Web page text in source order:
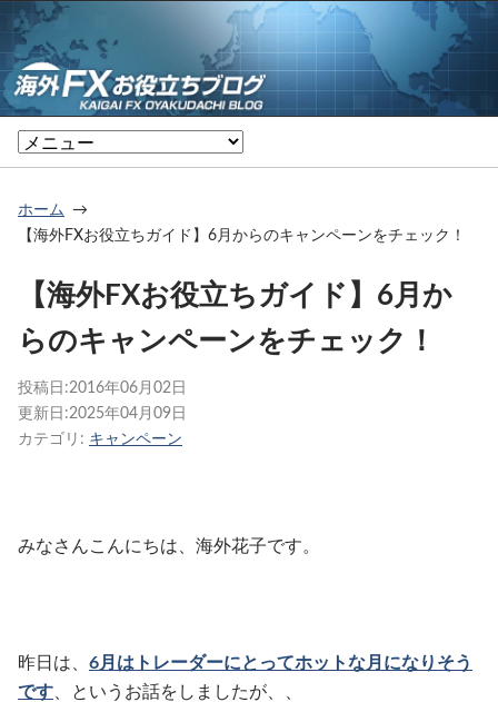
ホーム
【海外FXお役立ちガイド】6月からのキャンペーンをチェック！
【海外FXお役立ちガイド】6月か
らのキャンペーンをチェック！
投稿日:2016年06月02日
更新日:2025年04月09日
カテゴリ: キャンペーン
みなさんこんにちは、海外花子です。
昨日は、 6月はトレーダーにとってホットな月になりそう
です 、というお話をしましたが、、